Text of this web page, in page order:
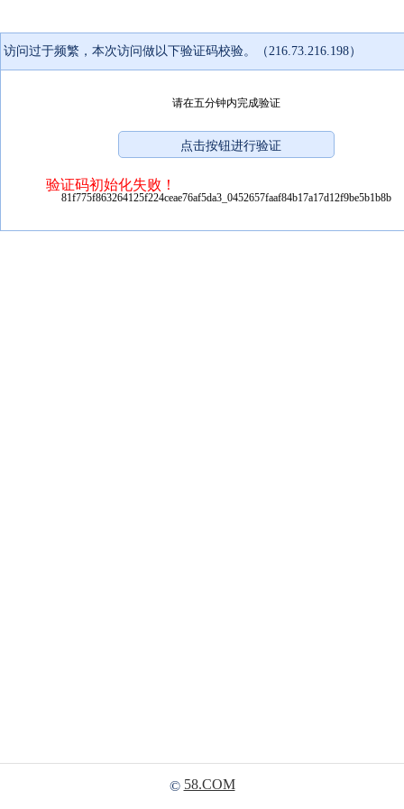
访问过于频繁，本次访问做以下验证码校验。（216.73.216.198）
请在五分钟内完成验证
验证码初始化失败！
81f775f863264125f224ceae76af5da3_0452657faaf84b17a17d12f9be5b1b8b
© 58.COM